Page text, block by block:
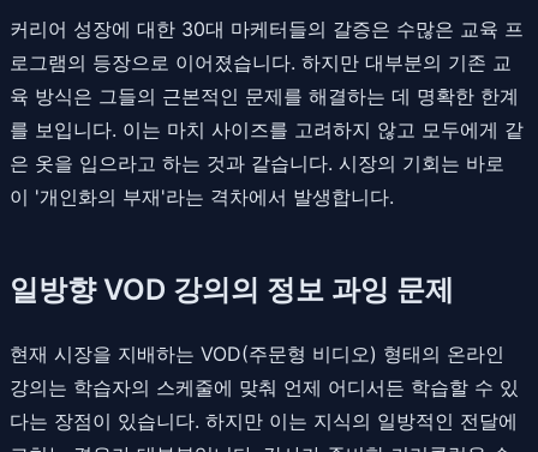
커리어 성장에 대한 30대 마케터들의 갈증은 수많은 교육 프
로그램의 등장으로 이어졌습니다. 하지만 대부분의 기존 교
육 방식은 그들의 근본적인 문제를 해결하는 데 명확한 한계
를 보입니다. 이는 마치 사이즈를 고려하지 않고 모두에게 같
은 옷을 입으라고 하는 것과 같습니다. 시장의 기회는 바로
이 '개인화의 부재'라는 격차에서 발생합니다.
일방향 VOD 강의의 정보 과잉 문제
현재 시장을 지배하는 VOD(주문형 비디오) 형태의 온라인
강의는 학습자의 스케줄에 맞춰 언제 어디서든 학습할 수 있
다는 장점이 있습니다. 하지만 이는 지식의 일방적인 전달에